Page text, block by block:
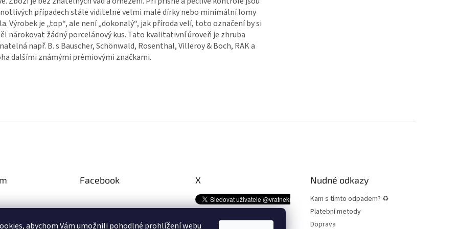
abychom Vám umožnili pohodlné prohlížení webu
případech stále viditelné velmi malé dírky nebo minimální lomy
Výrobek je „top“, ale není „dokonalý“, jak příroda velí, toto označení by si
nárokovat žádný porcelánový kus. Tato kvalitativní úroveň je zhruba
např. B. s Bauscher, Schönwald, Rosenthal, Villeroy & Boch, RAK a
dalšími známými prémiovými značkami.
Facebook X Nudné odkazy
Kam s tímto odpadem? ♻
Platební metody
Doprava